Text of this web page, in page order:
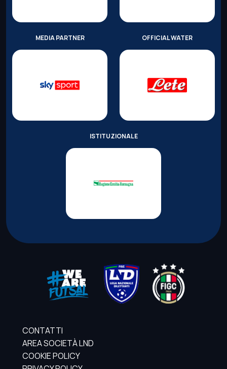
MEDIA PARTNER OFFICIAL WATER
ISTITUZIONALE
CONTATTI
AREA SOCIETÀ LND
COOKIE POLICY